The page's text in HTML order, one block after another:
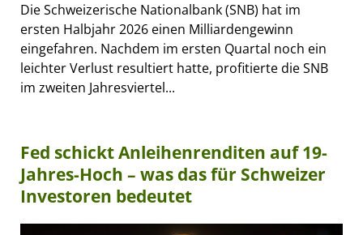
Die Schweizerische Nationalbank (SNB) hat im
ersten Halbjahr 2026 einen Milliardengewinn
eingefahren. Nachdem im ersten Quartal noch ein
leichter Verlust resultiert hatte, profitierte die SNB
im zweiten Jahresviertel...
Fed schickt Anleihenrenditen auf 19-
Jahres-Hoch – was das für Schweizer
Investoren bedeutet